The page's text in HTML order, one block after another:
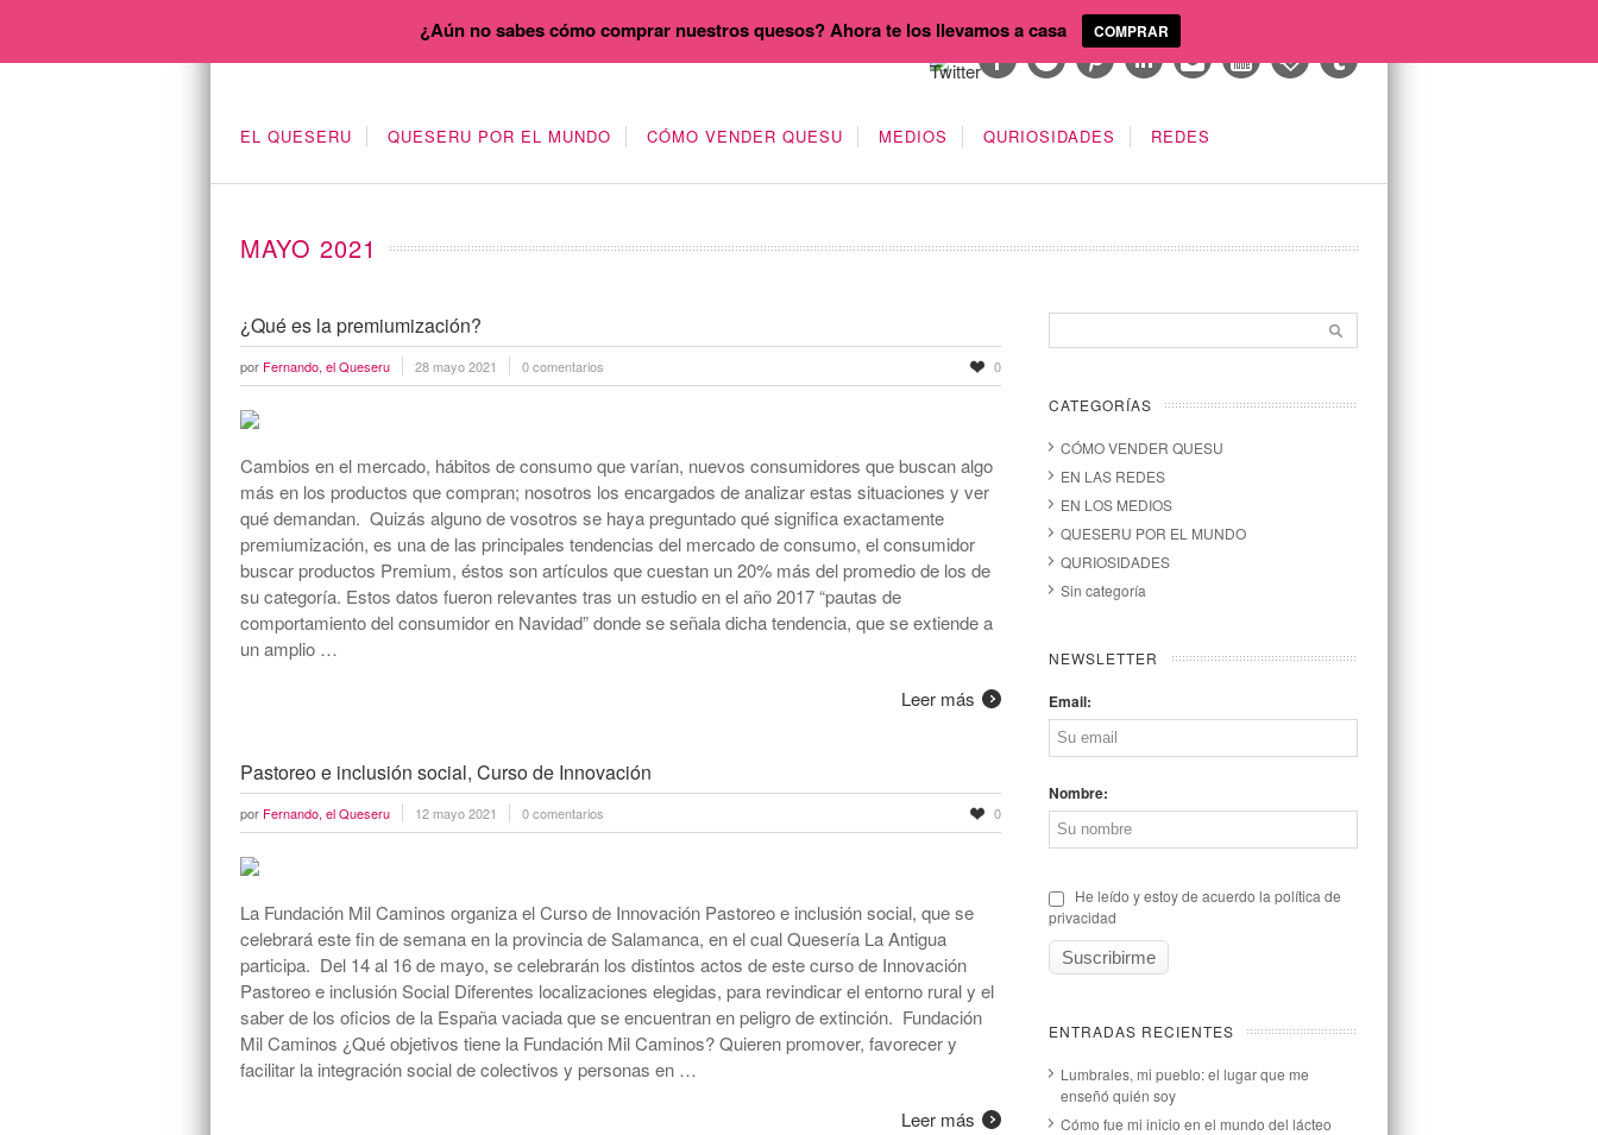
EL QUESERU QUESERU POR EL MUNDO CÓMO VENDER QUESU MEDIOS QURIOSIDADES REDES
MAYO 2021
¿Qué es la premiumización?
por Fernando, el Queseru 28 mayo 2021 0 comentarios 0
Cambios en el mercado, hábitos de consumo que varían, nuevos consumidores que buscan algo
más en los productos que compran; nosotros los encargados de analizar estas situaciones y ver
qué demandan. Quizás alguno de vosotros se haya preguntado qué significa exactamente
premiumización, es una de las principales tendencias del mercado de consumo, el consumidor
buscar productos Premium, éstos son artículos que cuestan un 20% más del promedio de los de
su categoría. Estos datos fueron relevantes tras un estudio en el año 2017 “pautas de
comportamiento del consumidor en Navidad” donde se señala dicha tendencia, que se extiende a
un amplio …
Leer más
Pastoreo e inclusión social, Curso de Innovación
por Fernando, el Queseru 12 mayo 2021 0 comentarios 0
La Fundación Mil Caminos organiza el Curso de Innovación Pastoreo e inclusión social, que se
celebrará este fin de semana en la provincia de Salamanca, en el cual Quesería La Antigua
participa. Del 14 al 16 de mayo, se celebrarán los distintos actos de este curso de Innovación
Pastoreo e inclusión Social Diferentes localizaciones elegidas, para revindicar el entorno rural y el
saber de los oficios de la España vaciada que se encuentran en peligro de extinción. Fundación
Mil Caminos ¿Qué objetivos tiene la Fundación Mil Caminos? Quieren promover, favorecer y
facilitar la integración social de colectivos y personas en …
Leer más
CATEGORÍAS
CÓMO VENDER QUESU
EN LAS REDES
EN LOS MEDIOS
QUESERU POR EL MUNDO
QURIOSIDADES
Sin categoría
NEWSLETTER
Email:
Nombre:
He leído y estoy de acuerdo la política de
privacidad
ENTRADAS RECIENTES
Lumbrales, mi pueblo: el lugar que me
enseñó quién soy
Cómo fue mi inicio en el mundo del lácteo
¿Aún no sabes cómo comprar nuestros quesos? Ahora te los llevamos a casa COMPRAR